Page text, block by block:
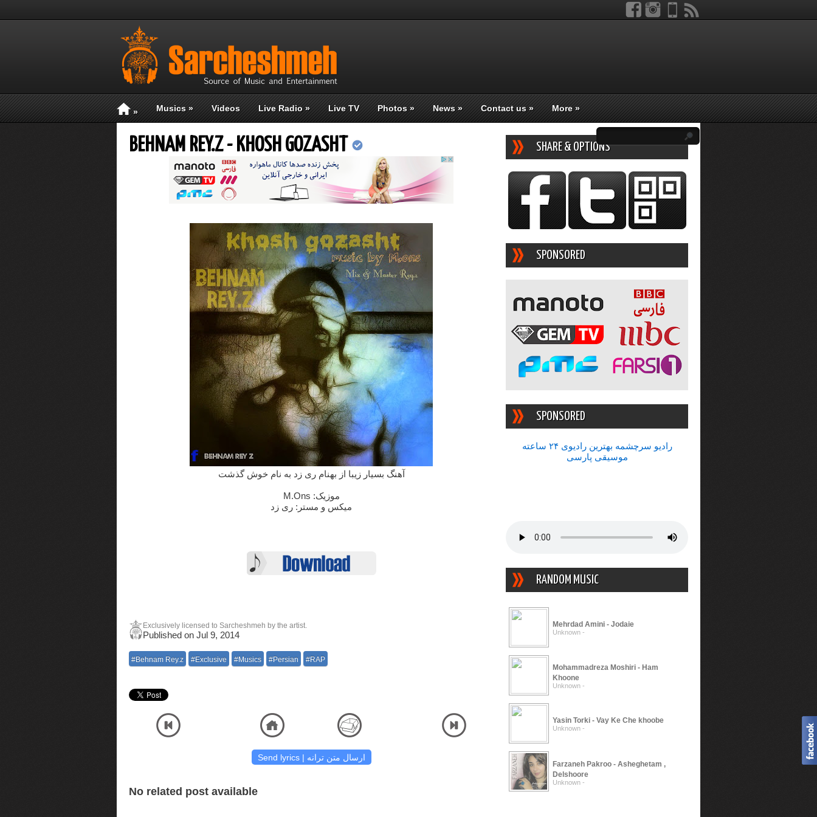
» Musics» Videos Live Radio» Live TV Photos» News» Contact us» More»
BEHNAM REY.Z - KHOSH GOZASHT
آهنگ بسیار زیبا از بهنام ری زد به نام خوش گذشت
موزیک: M.Ons
میکس و مستر: ری زد
Exclusively licensed to Sarcheshmeh by the artist.
Published on Jul 9, 2014
#Behnam Rey.z #Exclusive #Musics #Persian #RAP
No related post available
SHARE & OPTIONS
SPONSORED
SPONSORED
رادیو سرچشمه بهترین رادیوی ۲۴ ساعته
موسیقی پارسی
RANDOM MUSIC
Mehrdad Amini - Jodaie
Unknown -
Mohammadreza Moshiri - Ham
Khoone
Unknown -
Yasin Torki - Vay Ke Che khoobe
Unknown -
Farzaneh Pakroo - Asheghetam ,
Delshoore
Unknown -